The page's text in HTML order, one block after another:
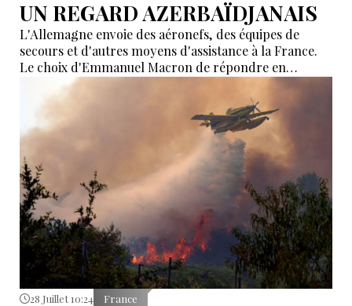
UN REGARD AZERBAÏDJANAIS
L'Allemagne envoie des aéronefs, des équipes de
secours et d'autres moyens d'assistance à la France.
Le choix d'Emmanuel Macron de répondre en
allemand a eu une portée symbolique.
28 Juillet 10:24 France